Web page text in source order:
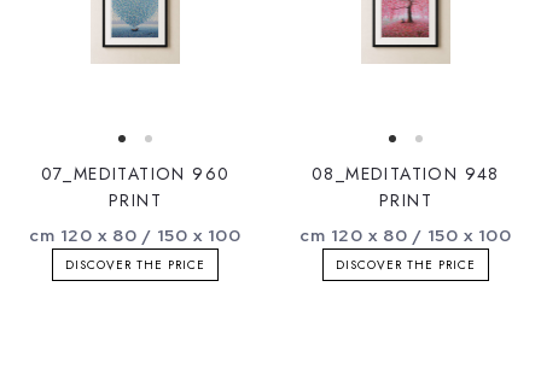
07_MEDITATION 960
PRINT
cm 120 x 80 / 150 x 100
DISCOVER THE PRICE
08_MEDITATION 948
PRINT
cm 120 x 80 / 150 x 100
DISCOVER THE PRICE